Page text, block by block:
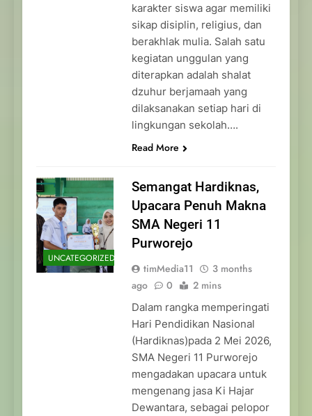
karakter siswa agar memiliki
sikap disiplin, religius, dan
berakhlak mulia. Salah satu
kegiatan unggulan yang
diterapkan adalah shalat
dzuhur berjamaah yang
dilaksanakan setiap hari di
lingkungan sekolah….
Read More
UNCATEGORIZED
Semangat Hardiknas,
Upacara Penuh Makna
SMA Negeri 11
Purworejo
timMedia11
3 months
ago
0 2 mins
Dalam rangka memperingati
Hari Pendidikan Nasional
(Hardiknas)pada 2 Mei 2026,
SMA Negeri 11 Purworejo
mengadakan upacara untuk
mengenang jasa Ki Hajar
Dewantara, sebagai pelopor